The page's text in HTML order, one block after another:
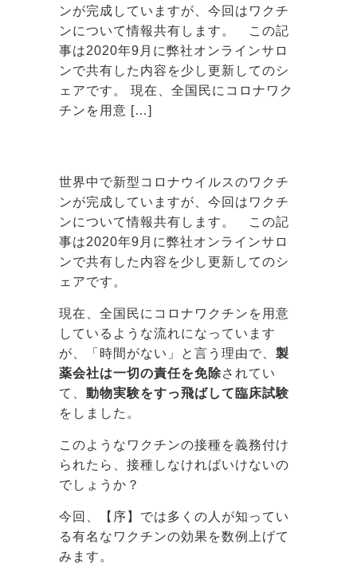
ンが完成していますが、今回はワクチ
ンについて情報共有します。 この記
事は2020年9月に弊社オンラインサロ
ンで共有した内容を少し更新してのシ
ェアです。 現在、全国民にコロナワク
チンを用意 […]
世界中で新型コロナウイルスのワクチ
ンが完成していますが、今回はワクチ
ンについて情報共有します。 この記
事は2020年9月に弊社オンラインサロ
ンで共有した内容を少し更新してのシ
ェアです。
現在、全国民にコロナワクチンを用意
しているような流れになっています
が、「時間がない」と言う理由で、 製
薬会社は一切の責任を免除されてい
て、 動物実験をすっ飛ばして臨床試験
をしました。
このようなワクチンの接種を義務付け
られたら、接種しなければいけないの
でしょうか？
今回、【序】では多くの人が知ってい
る有名なワクチンの効果を数例上げて
みます。